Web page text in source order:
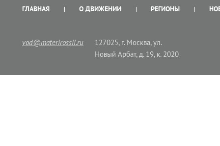
ГЛАВНАЯ О ДВИЖЕНИИ РЕГИОНЫ
vod@materirossii.ru
127025, г. Москва, ул.
Новый Арбат, д. 19, к. 2020